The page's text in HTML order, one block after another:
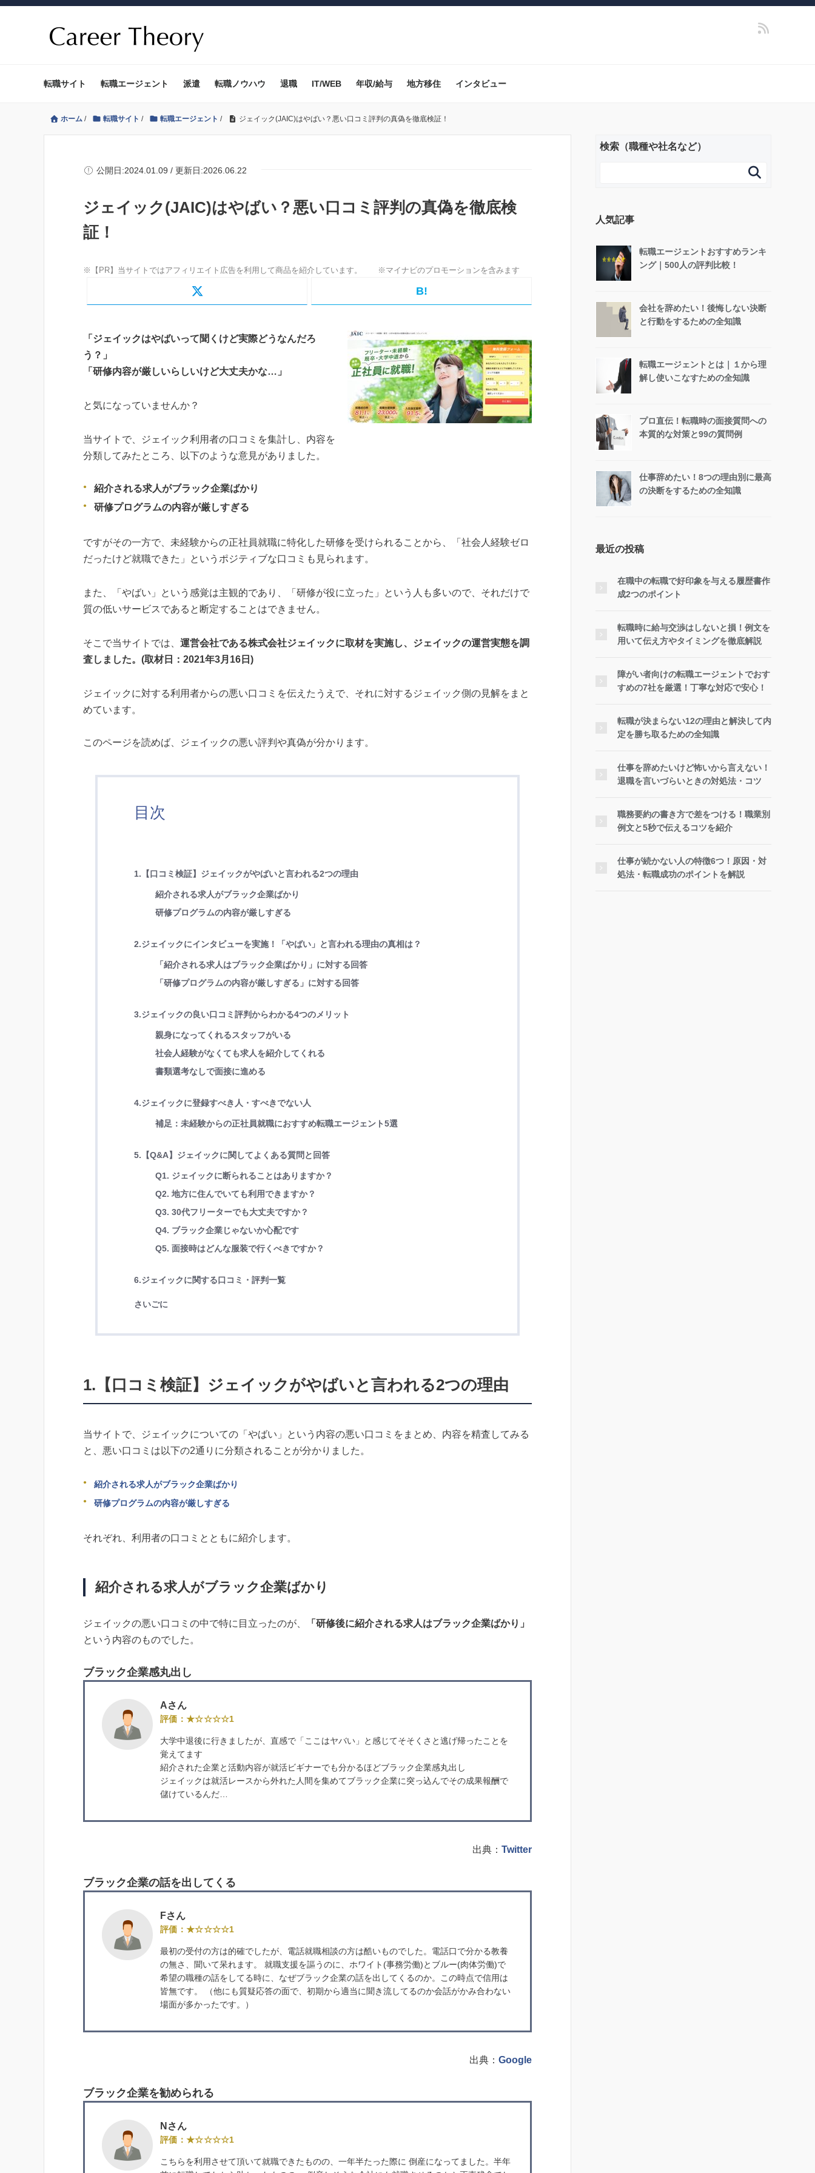
転職サイト 転職エージェント 派遣 転職ノウハウ 退職 IT/WEB 年収/給与 地方移住 インタビュー
ホーム / 転職サイト / 転職エージェント / ジェイック(JAIC)はやばい？悪い口コミ評判の真偽を徹底検証！
公開日:2024.01.09 / 更新日:2026.06.22
ジェイック(JAIC)はやばい？悪い口コミ評判の真偽を徹底検
証！
B!
「ジェイックはやばいって聞くけど実際どうなんだろ
う？」
「研修内容が厳しいらしいけど大丈夫かな…」
と気になっていませんか？
当サイトで、ジェイック利用者の口コミを集計し、内容を
分類してみたところ、以下のような意見がありました。
紹介される求人がブラック企業ばかり
研修プログラムの内容が厳しすぎる
ですがその一方で、未経験からの正社員就職に特化した研修を受けられることから、「社会人経験ゼロ
だったけど就職できた」というポジティブな口コミも見られます。
また、「やばい」という感覚は主観的であり、「研修が役に立った」という人も多いので、それだけで
質の低いサービスであると断定することはできません。
そこで当サイトでは、 運営会社である株式会社ジェイックに取材を実施し、ジェイックの運営実態を調
査しました。(取材日：2021年3月16日)
ジェイックに対する利用者からの悪い口コミを伝えたうえで、それに対するジェイック側の見解をまと
めています。
このページを読めば、ジェイックの悪い評判や真偽が分かります。
目次
1.【口コミ検証】ジェイックがやばいと言われる2つの理由
紹介される求人がブラック企業ばかり
研修プログラムの内容が厳しすぎる
2.ジェイックにインタビューを実施！「やばい」と言われる理由の真相は？
「紹介される求人はブラック企業ばかり」に対する回答
「研修プログラムの内容が厳しすぎる」に対する回答
3.ジェイックの良い口コミ評判からわかる4つのメリット
親身になってくれるスタッフがいる
社会人経験がなくても求人を紹介してくれる
書類選考なしで面接に進める
4.ジェイックに登録すべき人・すべきでない人
補足：未経験からの正社員就職におすすめ転職エージェント5選
5.【Q&A】ジェイックに関してよくある質問と回答
Q1. ジェイックに断られることはありますか？
Q2. 地方に住んでいても利用できますか？
Q3. 30代フリーターでも大丈夫ですか？
Q4. ブラック企業じゃないか心配です
Q5. 面接時はどんな服装で行くべきですか？
6.ジェイックに関する口コミ・評判一覧
さいごに
1.【口コミ検証】ジェイックがやばいと言われる2つの理由
当サイトで、ジェイックについての「やばい」という内容の悪い口コミをまとめ、内容を精査してみる
と、悪い口コミは以下の2通りに分類されることが分かりました。
紹介される求人がブラック企業ばかり
研修プログラムの内容が厳しすぎる
それぞれ、利用者の口コミとともに紹介します。
紹介される求人がブラック企業ばかり
ジェイックの悪い口コミの中で特に目立ったのが、
「研修後に紹介される求人はブラック企業ばかり」
という内容のものでした。
ブラック企業感丸出し
Aさん
評価：★☆☆☆☆1
大学中退後に行きましたが、直感で「ここはヤバい」と感じてそそくさと逃げ帰ったことを
覚えてます
紹介された企業と活動内容が就活ビギナーでも分かるほどブラック企業感丸出し
ジェイックは就活レースから外れた人間を集めてブラック企業に突っ込んでその成果報酬で
儲けているんだ…
出典： Twitter
ブラック企業の話を出してくる
Fさん
評価：★☆☆☆☆1
最初の受付の方は的確でしたが、電話就職相談の方は酷いものでした。電話口で分かる教養
の無さ、聞いて呆れます。 就職支援を謳うのに、ホワイト(事務労働)とブルー(肉体労働)で
希望の職種の話をしてる時に、なぜブラック企業の話を出してくるのか。この時点で信用は
皆無です。 （他にも質疑応答の面で、初期から適当に聞き流してるのか会話がかみ合わない
場面が多かったです。）
出典： Google
ブラック企業を勧められる
Nさん
評価：★☆☆☆☆1
こちらを利用させて頂いて就職できたものの、一年半たった際に 倒産になってました。半年
検索（職種や社名など）

人気記事
転職エージェントおすすめランキ
ング｜500人の評判比較！
会社を辞めたい！後悔しない決断
と行動をするための全知識
転職エージェントとは｜１から理
解し使いこなすための全知識
プロ直伝！転職時の面接質問への
本質的な対策と99の質問例
仕事辞めたい！8つの理由別に最高
の決断をするための全知識
最近の投稿
在職中の転職で好印象を与える履歴書作
成2つのポイント
転職時に給与交渉はしないと損！例文を
用いて伝え方やタイミングを徹底解説
障がい者向けの転職エージェントでおす
すめの7社を厳選！丁寧な対応で安心！
転職が決まらない12の理由と解決して内
定を勝ち取るための全知識
仕事を辞めたいけど怖いから言えない！
退職を言いづらいときの対処法・コツ
職務要約の書き方で差をつける！職業別
例文と5秒で伝えるコツを紹介
仕事が続かない人の特徴6つ！原因・対
処法・転職成功のポイントを解説